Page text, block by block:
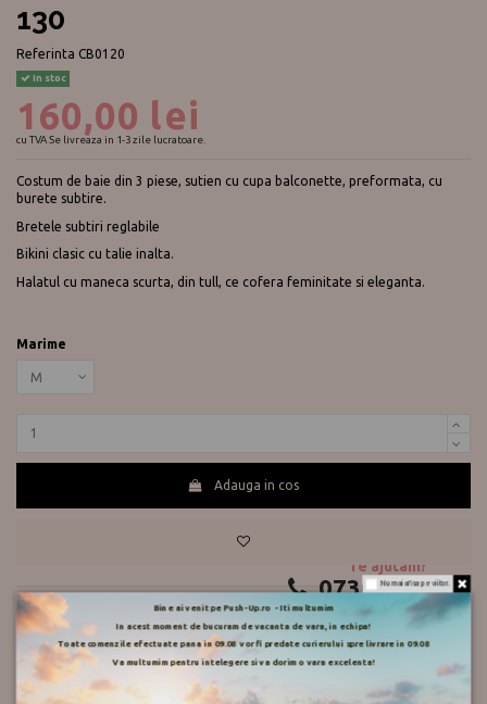
130
Referinta CB0120
In stoc
160,00 lei
cu TVASe livreaza in 1-3 zile lucratoare.
Costum de baie din 3 piese, sutien cu cupa balconette, preformata, cu
burete subtire.
Bretele subtiri reglabile
Bikini clasic cu talie inalta.
Halatul cu maneca scurta, din tull, ce cofera feminitate si eleganta.
Marime
Adauga in cos
sutien costum baie plaja elegant vara dama balconette
halat burete glamGirl 3 piese mare bretele subtiri
bretele reglabile
femei
piscina cupa preformata vacanta halat tricou
Te ajutam?
0730 177 166
Descriere
Nu mai afisa pe viitor.
Bine ai venit pe Push-Up.ro - Iti multumim
In acest moment de bucuram de vacanta de vara, in echipa!
Toate comenzile efectuate pana in 09.08 vor fi predate curierului spre livrare in 09.08
Va multumim pentru intelegere si va dorim o vara excelenta!